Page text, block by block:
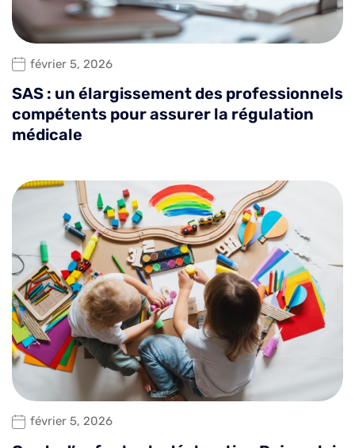
février 5, 2026
SAS : un élargissement des professionnels
compétents pour assurer la régulation
médicale
février 5, 2026